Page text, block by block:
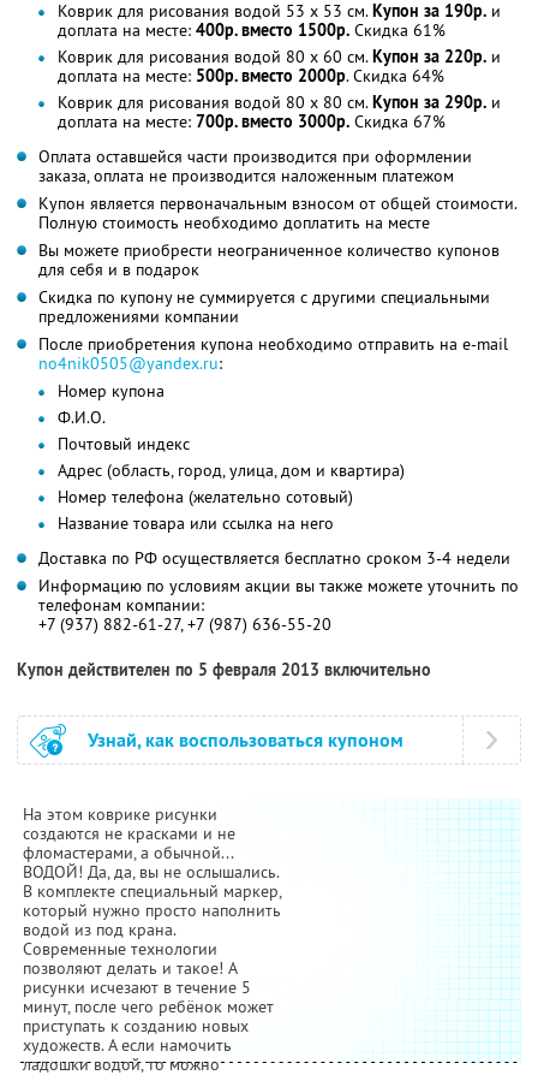
Коврик для рисования водой 53 x 53 см.Купон за 190р. и
доплата на месте: 400р. вместо 1500р. Скидка 61%
Коврик для рисования водой 80 x 60 см.Купон за 220р. и
доплата на месте: 500р. вместо 2000р. Скидка 64%
Коврик для рисования водой 80 x 80 см.Купон за 290р. и
доплата на месте: 700р. вместо 3000р. Скидка 67%
Оплата оставшейся части производится при оформлении
заказа, оплата не производится наложенным платежом
Купон является первоначальным взносом от общей стоимости.
Полную стоимость необходимо доплатить на месте
Вы можете приобрести неограниченное количество купонов
для себя и в подарок
Скидка по купону не суммируется с другими специальными
предложениями компании
После приобретения купона необходимо отправить на e-mail
no4nik0505@yandex.ru:
Номер купона
Ф.И.О.
Почтовый индекс
Адрес (область, город, улица, дом и квартира)
Номер телефона (желательно сотовый)
Название товара или ссылка на него
Доставка по РФ осуществляется бесплатно сроком 3-4 недели
Информацию по условиям акции вы также можете уточнить по
телефонам компании:
+7 (937) 882-61-27, +7 (987) 636-55-20
Купон действителен по 5 февраля 2013 включительно
Узнай, как воспользоваться купоном
На этом коврике рисунки
создаются не красками и не
фломастерами, а обычной...
ВОДОЙ! Да, да, вы не ослышались.
В комплекте специальный маркер,
который нужно просто наполнить
водой из под крана.
Современные технологии
позволяют делать и такое! А
рисунки исчезают в течение 5
минут, после чего ребёнок может
приступать к созданию новых
художеств. А если намочить
ладошки водой, то можно